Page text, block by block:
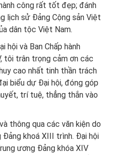
công rất tốt đẹp; đánh
lịch sử Đảng Cộng sản Việt
dân tộc Việt Nam.
hội và Ban Chấp hành
tôi trân trọng cảm ơn các
cao nhất tinh thần trách
biểu dự Đại hội, đóng góp
trí tuệ, thẳng thắn vào
thông qua các văn kiện do
Đảng khoá XIII trình. Đại hội
ương Đảng khóa XIV